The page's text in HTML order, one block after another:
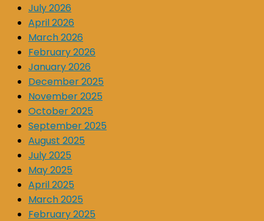
July 2026
April 2026
March 2026
February 2026
January 2026
December 2025
November 2025
October 2025
September 2025
August 2025
July 2025
May 2025
April 2025
March 2025
February 2025